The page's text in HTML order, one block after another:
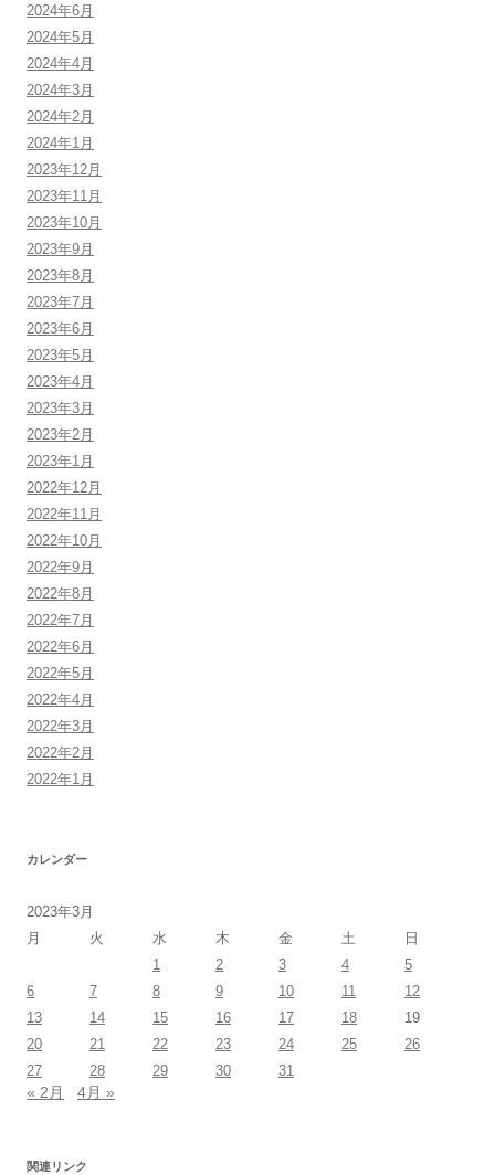
2024年6月
2024年5月
2024年4月
2024年3月
2024年2月
2024年1月
2023年12月
2023年11月
2023年10月
2023年9月
2023年8月
2023年7月
2023年6月
2023年5月
2023年4月
2023年3月
2023年2月
2023年1月
2022年12月
2022年11月
2022年10月
2022年9月
2022年8月
2022年7月
2022年6月
2022年5月
2022年4月
2022年3月
2022年2月
2022年1月
カレンダー
2023年3月
月
火 水 木 金 土
日
1
2 3 4
5
6
7 8 9 10 11
12
13
14 15 16 17 18
19
20
21 22 23 24 25
26
27
28 29 30 31
« 2月 4月 »
関連リンク